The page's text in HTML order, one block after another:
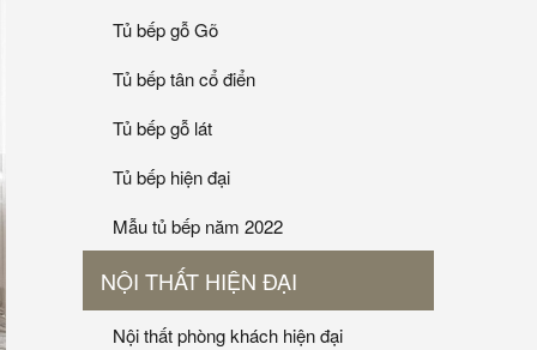
Tủ bếp gỗ Gõ
Tủ bếp tân cổ điển
Tủ bếp gỗ lát
Tủ bếp hiện đại
Mẫu tủ bếp năm 2022
NỘI THẤT HIỆN ĐẠI
Nội thất phòng khách hiện đại